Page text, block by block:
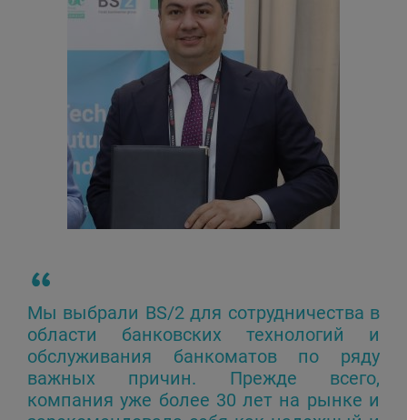
Мы выбрали BS/2 для сотрудничества в
области банковских технологий и
обслуживания банкоматов по ряду
важных причин. Прежде всего,
компания уже более 30 лет на рынке и